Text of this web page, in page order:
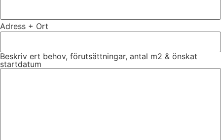
Adress + Ort
Beskriv ert behov, förutsättningar, antal m2 & önskat
startdatum